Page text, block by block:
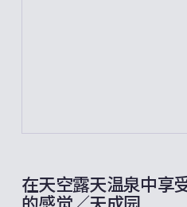
在天空露天温泉中享